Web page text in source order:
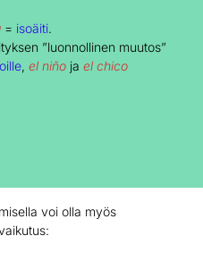
= isoäiti.
”luonnollinen muutos”
, el niño ja el chico
voi olla myös